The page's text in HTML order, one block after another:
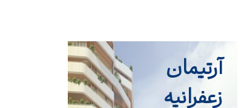
آرتیمان
زعفرانیه